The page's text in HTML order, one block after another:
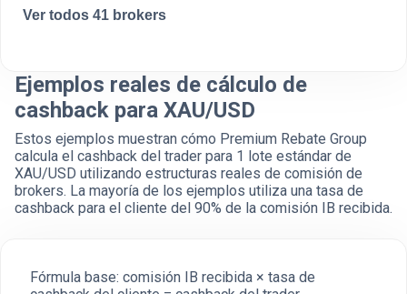
Ver todos 41 brokers
Ejemplos reales de cálculo de
cashback para XAU/USD
Estos ejemplos muestran cómo Premium Rebate Group
calcula el cashback del trader para 1 lote estándar de
XAU/USD utilizando estructuras reales de comisión de
brokers. La mayoría de los ejemplos utiliza una tasa de
cashback para el cliente del 90% de la comisión IB recibida.
Fórmula base: comisión IB recibida × tasa de